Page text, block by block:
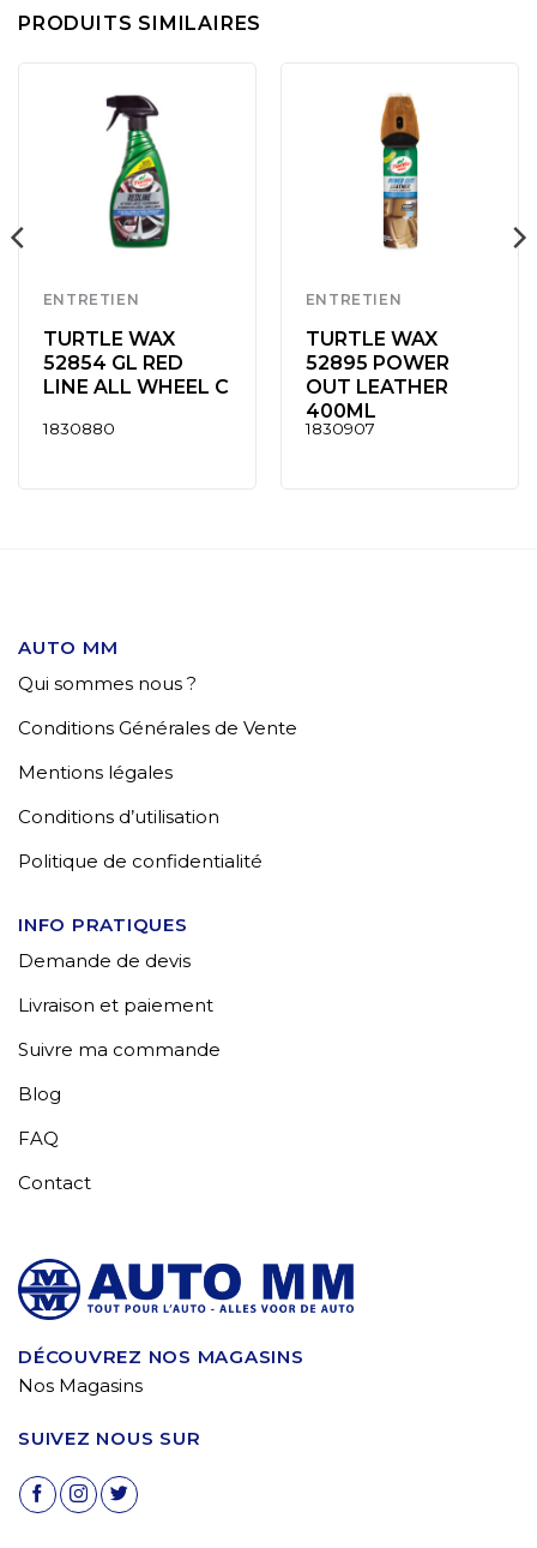
PRODUITS SIMILAIRES
ENTRETIEN
TURTLE WAX
52854 GL RED
LINE ALL WHEEL C
1830880
ENTRETIEN
TURTLE WAX
52895 POWER
OUT LEATHER
400ML
1830907
AUTO MM
Qui sommes nous ?
Conditions Générales de Vente
Mentions légales
Conditions d’utilisation
Politique de confidentialité
INFO PRATIQUES
Demande de devis
Livraison et paiement
Suivre ma commande
Blog
FAQ
Contact
DÉCOUVREZ NOS MAGASINS
Nos Magasins
SUIVEZ NOUS SUR